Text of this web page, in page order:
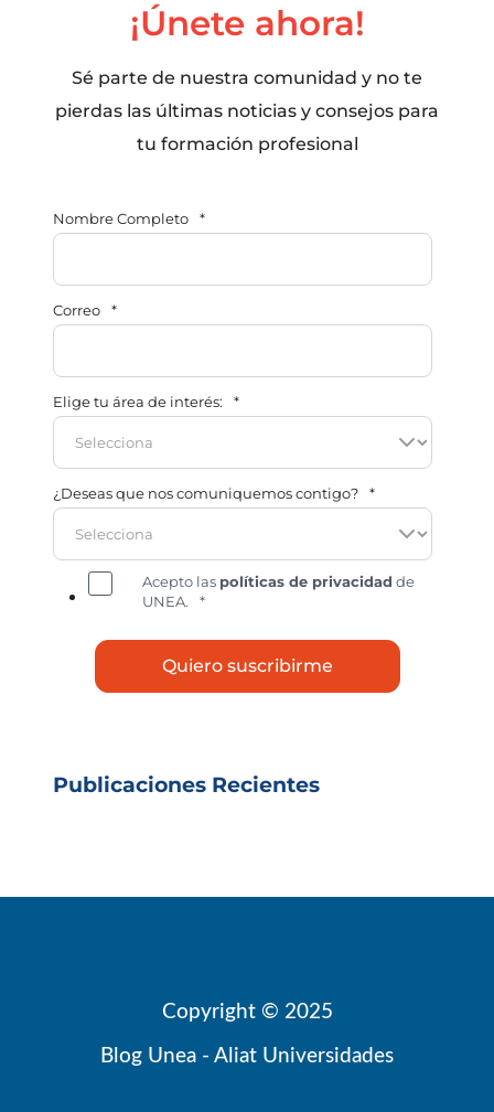
¡Únete ahora!
Sé parte de nuestra comunidad y no te
pierdas las últimas noticias y consejos para
tu formación profesional
Nombre Completo *
Correo *
Elige tu área de interés: *
¿Deseas que nos comuniquemos contigo? *
Acepto las políticas de privacidad de
UNEA.
*
Publicaciones Recientes
Copyright © 2025
Blog Unea - Aliat Universidades